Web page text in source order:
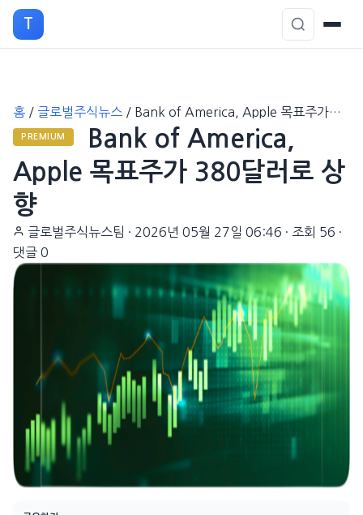
T
홈 / 글로벌주식뉴스 / Bank of America, Apple 목표주가…
PREMIUM
Bank of America,
Apple 목표주가 380달러로 상
향
글로벌주식뉴스팀 · 2026년 05월 27일 06:46 · 조회 56 ·
댓글 0